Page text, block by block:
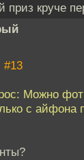
приз круче
#13
Можно
с айфона